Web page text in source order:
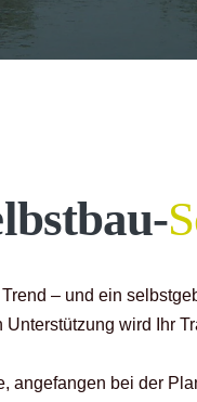
– und ein
Unterstützung wird Ihr
angefangen bei der